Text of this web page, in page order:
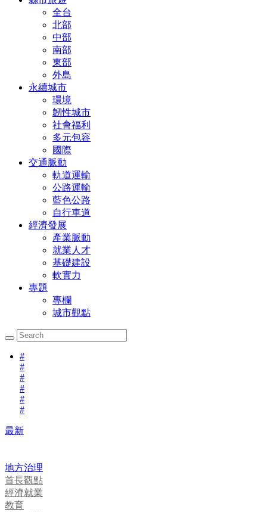
全台
北部
中部
南部
東部
外島
永續城市
環境
韌性城市
社會福利
多元包容
國際
交通脈動
軌道運輸
公路運輸
藍色公路
自行車道
經濟發展
產業脈動
就業人才
基礎建設
軟實力
專題
專欄
城市觀點
#
#
#
#
#
#
最新
地方治理
首長觀點
經濟就業
教育